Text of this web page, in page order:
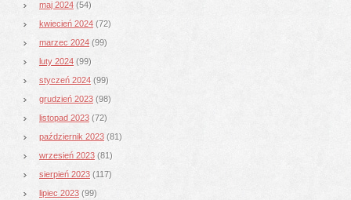
maj 2024 (54)
kwiecień 2024 (72)
marzec 2024 (99)
luty 2024 (99)
styczeń 2024 (99)
grudzień 2023 (98)
listopad 2023 (72)
październik 2023 (81)
wrzesień 2023 (81)
sierpień 2023 (117)
lipiec 2023 (99)